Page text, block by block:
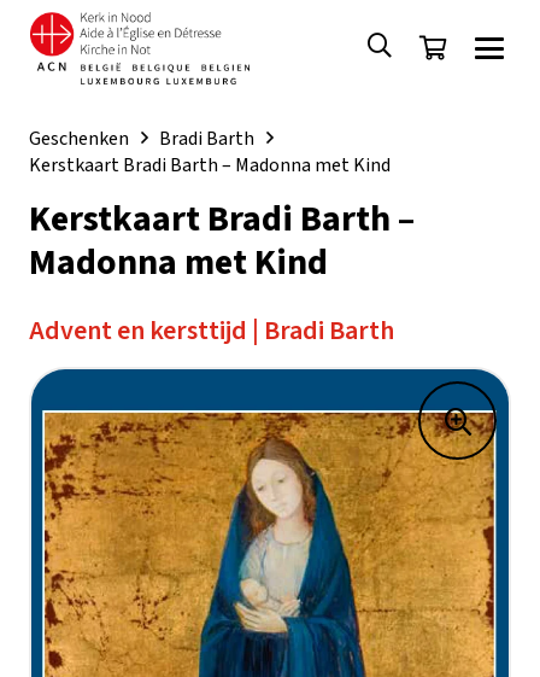
Geschenken
Bradi Barth
Kerstkaart Bradi Barth – Madonna met Kind
Kerstkaart Bradi Barth –
Madonna met Kind
Advent en kersttijd | Bradi Barth